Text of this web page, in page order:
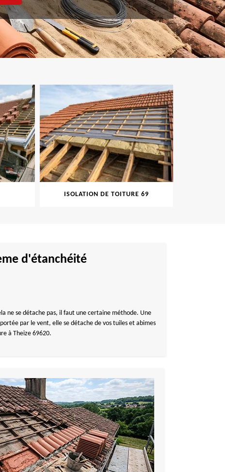
ISOLATION DE TOITURE 69
d'étanchéité
ne se détache pas, il faut une certaine méthode. Une
par le vent, elle se détache de vos tuiles et abimes
à Theize 69620.